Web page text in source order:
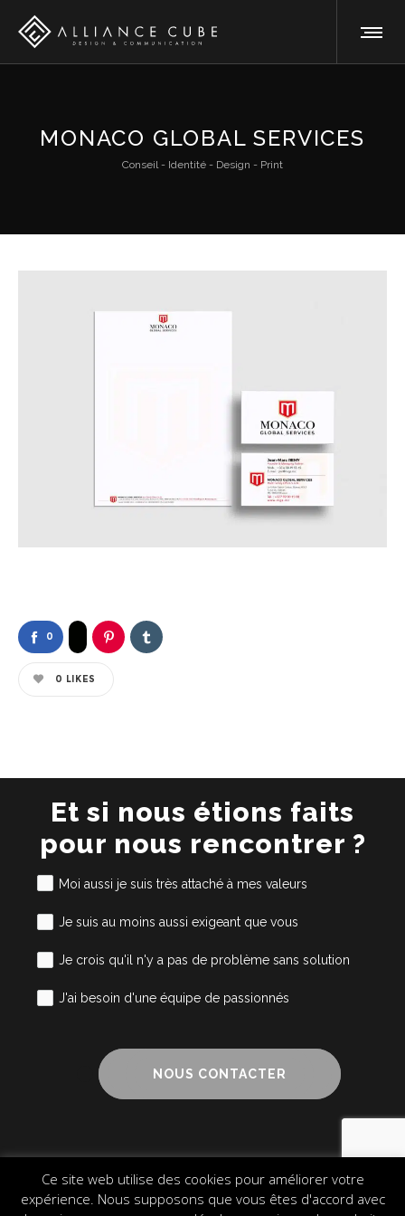
MONACO GLOBAL SERVICES
Conseil - Identité - Design - Print
0
0 LIKES
Et si nous étions faits
pour nous rencontrer ?
Moi aussi je suis très attaché à mes valeurs
Je suis au moins aussi exigeant que vous
Je crois qu'il n'y a pas de problème sans solution
J'ai besoin d'une équipe de passionnés
NOUS CONTACTER
Mentions légales Cookies
Plan du site
© 2024 Alliance Cube – Design & Communication
Ce site web utilise des cookies pour améliorer votre
expérience. Nous supposons que vous êtes d'accord avec